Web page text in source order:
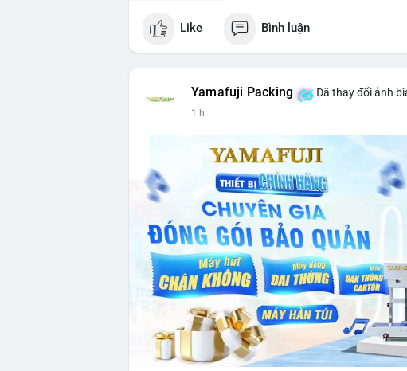
Like Bình luận
Yamafuji Packing Đã thay đổi ảnh
1 h